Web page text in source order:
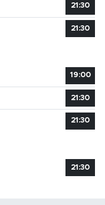
21:30
21:30
19:00
21:30
21:30
21:30